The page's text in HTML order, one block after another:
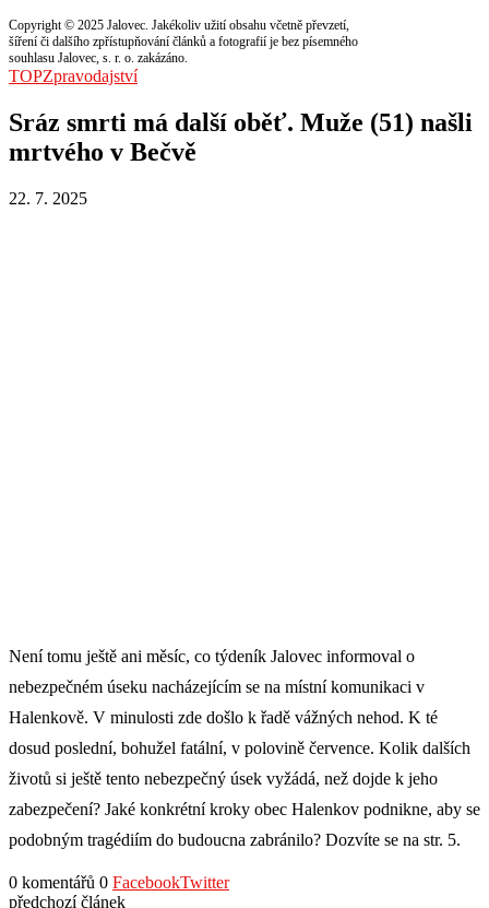
Copyright © 2025 Jalovec. Jakékoliv užití obsahu včetně převzetí,
šíření či dalšího zpřístupňování článků a fotografií je bez písemného
souhlasu Jalovec, s. r. o. zakázáno.
TOPZpravodajství
Sráz smrti má další oběť. Muže (51) našli
mrtvého v Bečvě
22. 7. 2025
Není tomu ještě ani měsíc, co týdeník Jalovec informoval o
nebezpečném úseku nacházejícím se na místní komunikaci v
Halenkově. V minulosti zde došlo k řadě vážných nehod. K té
dosud poslední, bohužel fatální, v polovině července. Kolik dalších
životů si ještě tento nebezpečný úsek vyžádá, než dojde k jeho
zabezpečení? Jaké konkrétní kroky obec Halenkov podnikne, aby se
podobným tragédiím do budoucna zabránilo? Dozvíte se na str. 5.
0 komentářů 0 FacebookTwitter
předchozí článek